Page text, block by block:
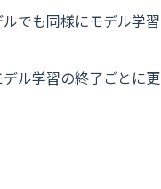
でも同様にモデル学習
ル学習の終了ごとに更